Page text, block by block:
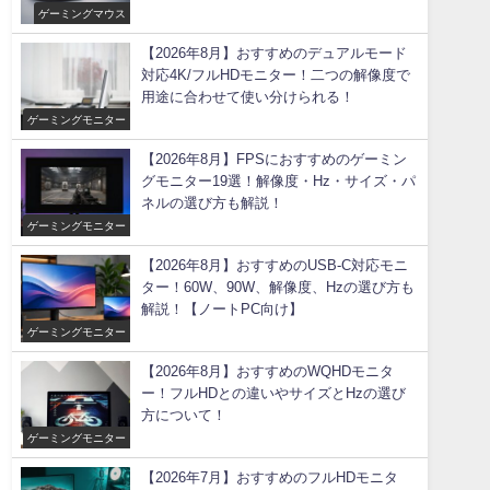
ゲーミングマウス
ゲーミングモニター
【2026年8月】おすすめのデュアルモード
対応4K/フルHDモニター！二つの解像度で
用途に合わせて使い分けられる！
ゲーミングモニター
【2026年8月】FPSにおすすめのゲーミン
グモニター19選！解像度・Hz・サイズ・パ
ネルの選び方も解説！
ゲーミングモニター
【2026年8月】おすすめのUSB-C対応モニ
ター！60W、90W、解像度、Hzの選び方も
解説！【ノートPC向け】
ゲーミングモニター
【2026年8月】おすすめのWQHDモニタ
ー！フルHDとの違いやサイズとHzの選び
方について！
【2026年7月】おすすめのフルHDモニタ